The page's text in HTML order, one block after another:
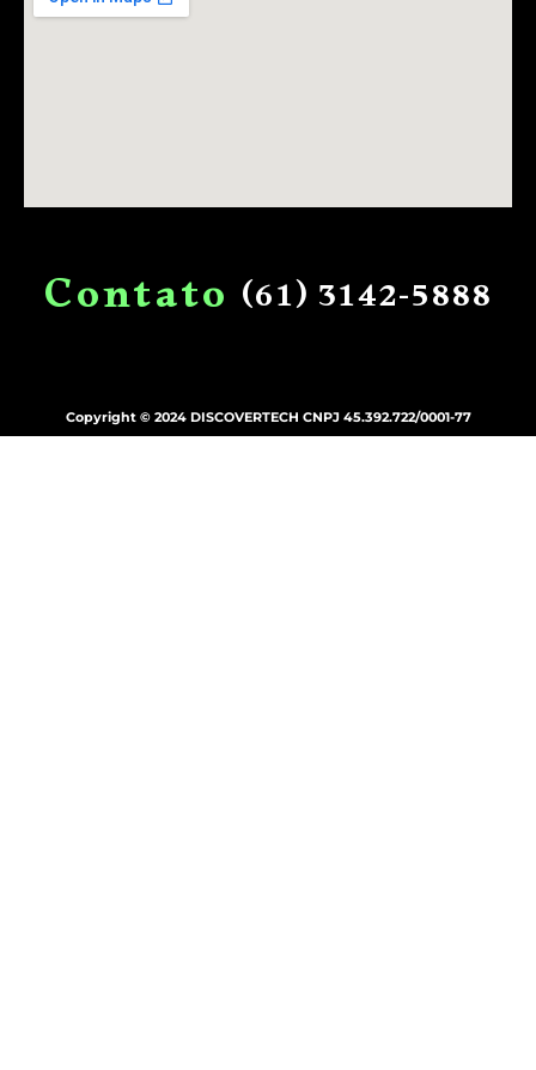
Contato (61) 3142-5888
Copyright © 2024 DISCOVERTECH CNPJ 45.392.722/0001-77